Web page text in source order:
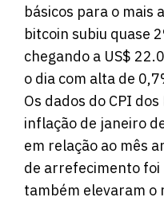
básicos para o mais
bitcoin subiu quase
chegando a US$
o dia com alta de
Os dados do CPI
inflação de janeiro
em relação ao mês
de arrefecimento foi
também elevaram o